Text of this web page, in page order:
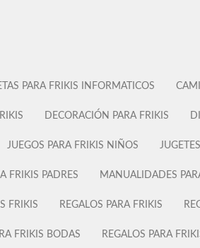
PARA FRIKIS INFORMATICOS
DECORACIÓN PARA FRIKIS
JUEGOS PARA FRIKIS NIÑOS
FRIKIS PADRES MANUALIDADES
FRIKIS REGALOS PARA FRIKIS
FRIKIS BODAS REGALOS PARA